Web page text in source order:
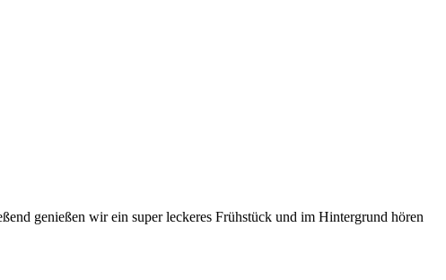
genießen wir ein super leckeres Frühstück und im Hintergrund hören